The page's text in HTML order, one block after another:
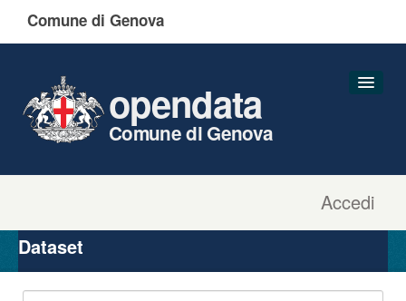
Comune di Genova
Accedi
opendata
Comune di Genova
Organizzazioni
Gruppi
Dataset